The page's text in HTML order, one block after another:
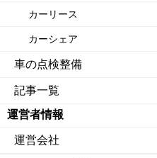
カーリース
カーシェア
車の点検整備
記事一覧
運営者情報
運営会社